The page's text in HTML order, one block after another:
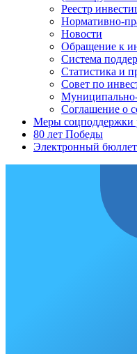
Реестр
Нормативно-
Новости
Обращение к
Система
Статистика и
Совет по
Муниципально-
Соглашение о
Меры соцподдержки
80 лет Победы
Электронный